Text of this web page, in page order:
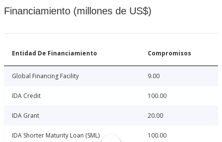
Financiamiento (millones de US$)
Entidad De Financiamiento Compromisos
Global Financing Facility 9.00
IDA Credit 100.00
IDA Grant 20.00
IDA Shorter Maturity Loan (SML) 100.00